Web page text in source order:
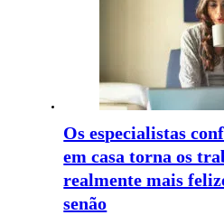
Os especialistas
em casa torna os
realmente mais
senão